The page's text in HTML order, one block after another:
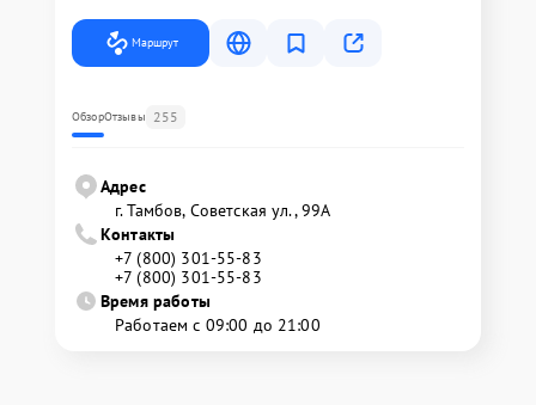
Маршрут
ОбзорОтзывы 255
Адрес
г. Тамбов, Советская ул., 99А
Контакты
+7 (800) 301-55-83
+7 (800) 301-55-83
Время работы
Работаем с 09:00 до 21:00